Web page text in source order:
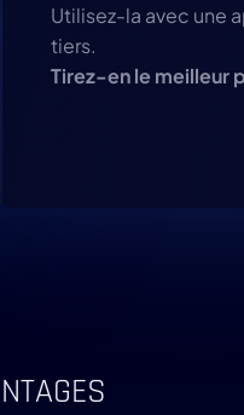
Utilisez-la avec une
tiers.
Tirez-en le meilleur